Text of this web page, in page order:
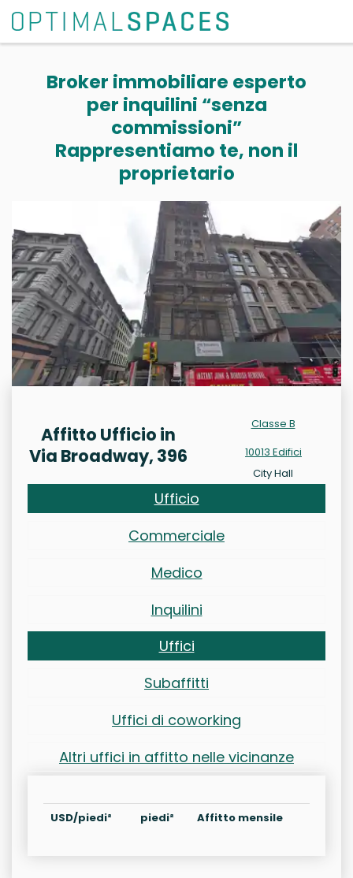
Broker immobiliare esperto
per inquilini “senza
commissioni”
Rappresentiamo te, non il
proprietario
Affitto Ufficio in
Via Broadway, 396
Classe B
10013 Edifici
City Hall
Ufficio
Commerciale
Medico
Inquilini
Uffici
Subaffitti
Uffici di coworking
Altri uffici in affitto nelle vicinanze
USD/piedi² piedi² Affitto mensile